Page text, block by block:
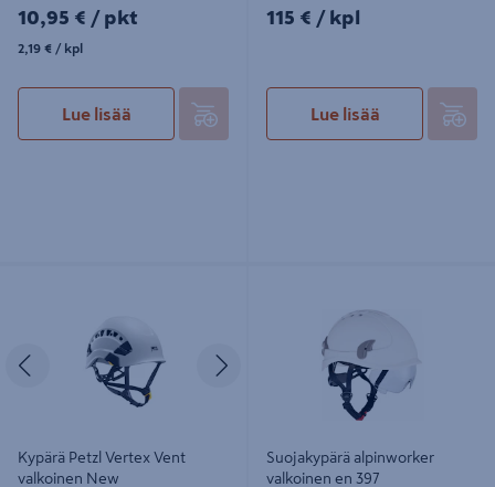
10,95€/pkt
10,95 € / pkt
2,19€/kpl
2,19 € / kpl
Lue lisää
115€/kpl
115 € / kpl
Lue lisää
Edellinen
Kypärä Petzl Vertex Vent
valkoinen New
Suojakypärä alpinworker
valkoinen en 397